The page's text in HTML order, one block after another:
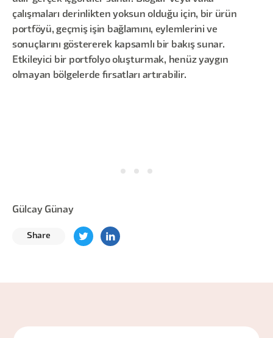
çalışmaları derinlikten yoksun olduğu için, bir ürün
portföyü, geçmiş işin bağlamını, eylemlerini ve
sonuçlarını göstererek kapsamlı bir bakış sunar.
Etkileyici bir portfolyo oluşturmak, henüz yaygın
olmayan bölgelerde fırsatları artırabilir.
Gülcay Günay
Share